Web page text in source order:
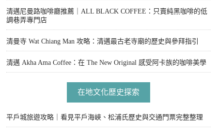
清邁尼曼路咖啡廳推薦｜ALL BLACK COFFEE：只賣純黑咖啡的低
調巷弄專門店
清曼寺 Wat Chiang Man 攻略：清邁最古老寺廟的歷史與參拜指引
清邁 Akha Ama Coffee：在 The New Original 感受阿卡族的咖啡美學
在地文化歷史探索
平戶城旅遊攻略｜看見平戶海峽、松浦氏歷史與交通門票完整整理